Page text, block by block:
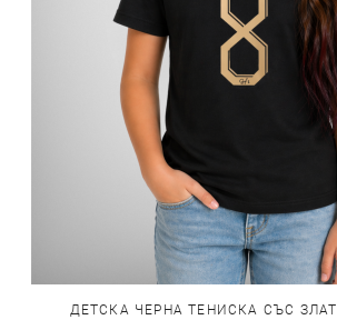
ДЕТСКА ЧЕРНА ТЕНИСКА СЪС